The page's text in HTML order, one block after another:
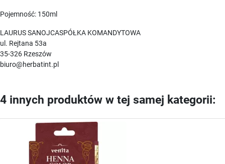
Pojemność: 150ml
LAURUS SANOJCASPÓŁKA KOMANDYTOWA
ul. Rejtana 53a
35-326 Rzeszów
biuro@herbatint.pl
4 innych produktów w tej samej kategorii: